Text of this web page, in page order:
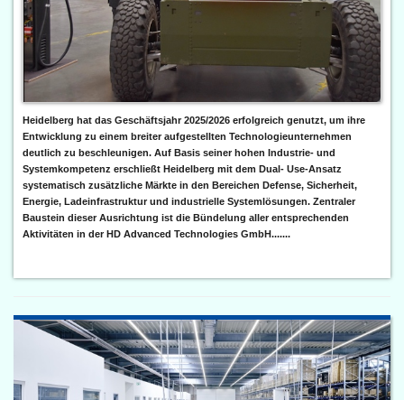
Heidelberg hat das Geschäftsjahr 2025/2026 erfolgreich genutzt, um ihre
Entwicklung zu einem breiter aufgestellten Technologieunternehmen
deutlich zu beschleunigen. Auf Basis seiner hohen Industrie- und
Systemkompetenz erschließt Heidelberg mit dem Dual- Use-Ansatz
systematisch zusätzliche Märkte in den Bereichen Defense, Sicherheit,
Energie, Ladeinfrastruktur und industrielle Systemlösungen. Zentraler
Baustein dieser Ausrichtung ist die Bündelung aller entsprechenden
Aktivitäten in der HD Advanced Technologies GmbH.......